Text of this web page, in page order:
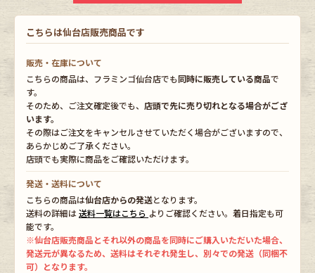
Eye Wear Cap
Bag Stall・Scarf
Accessory Shoes
Belt antique goods
Keyring
FAFATT
こちらは仙台店販売商品です
販売・在庫について
こちらの商品は、フラミンゴ仙台店でも同時に販売している商品で
す。
そのため、ご注文確定後でも、 店頭で先に売り切れとなる場合がござ
います。
その際はご注文をキャンセルさせていただく場合がございますので、
あらかじめご了承ください。
店頭でも実際に商品をご確認いただけます。
発送・送料について
こちらの商品は仙台店からの発送となります。
送料の詳細は送料一覧はこちら よりご確認ください。着日指定も可
能です。
※仙台店販売商品とそれ以外の商品を同時にご購入いただいた場合、
発送元が異なるため、送料はそれぞれ発生し、別々での発送（同梱不
可）となります。